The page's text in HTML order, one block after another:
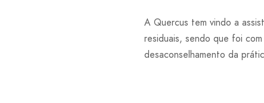
A Quercus tem vindo a
residuais, sendo que foi
desaconselhamento da